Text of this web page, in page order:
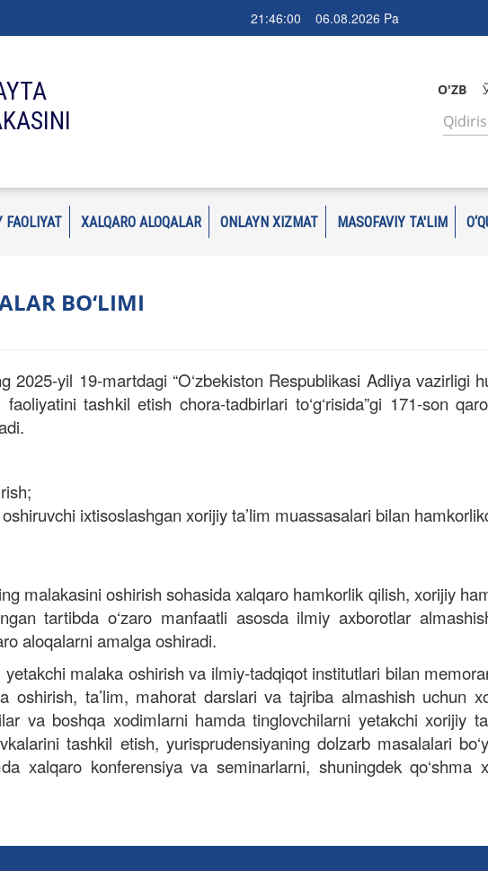
21:46:00 06.08.2026 Pa
O'ZB
FAOLIYAT XALQARO ALOQALAR ONLAYN XIZMAT MASOFAVIY TA'LIM
BO‘LIMI
2025-yil 19-martdagi “O‘zbekiston Respublikasi Adliya vazirligi
tashkil etish chora-tadbirlari to‘g‘risida”gi 171-son
ixtisoslashgan xorijiy ta’lim muassasalari bilan
malakasini oshirish sohasida xalqaro hamkorlik qilish, xorijiy
tartibda o‘zaro manfaatli asosda ilmiy axborotlar
aloqalarni amalga oshiradi.
malaka oshirish va ilmiy-tadqiqot institutlari bilan
oshirish, ta’lim, mahorat darslari va tajriba almashish uchun
va boshqa xodimlarni hamda tinglovchilarni yetakchi xorijiy
tashkil etish, yurisprudensiyaning dolzarb masalalari
xalqaro konferensiya va seminarlarni, shuningdek qo‘shma